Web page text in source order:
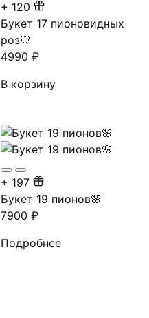
+ 120
Букет 17 пионовидных
роз🤍
4990₽
В корзину
+ 197
Букет 19 пионов🌸
7900₽
Подробнее